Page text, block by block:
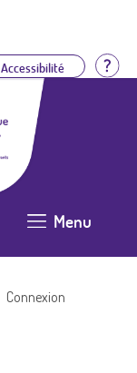
Accessibilité
Menu
Connexion